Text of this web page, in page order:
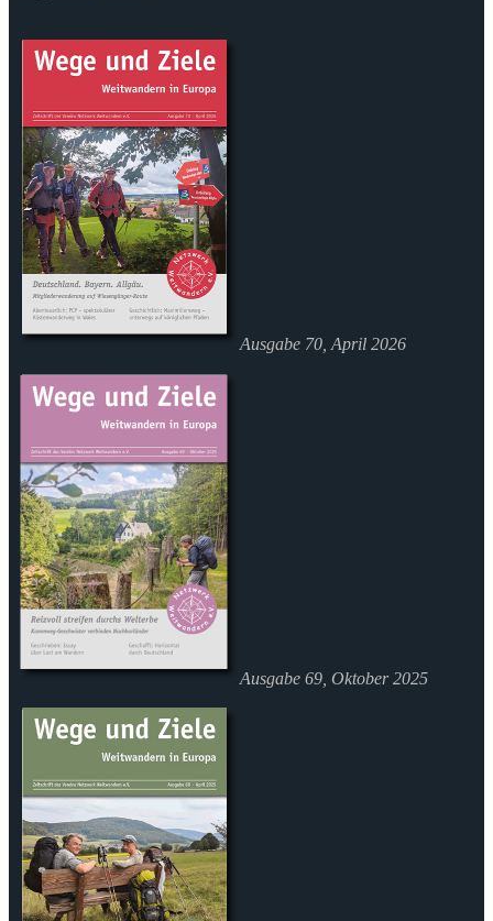
Ausgabe 70, April 2026
Ausgabe 69, Oktober 2025